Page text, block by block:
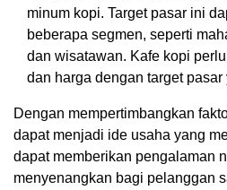
minum kopi. Target pasar ini
beberapa segmen, seperti
dan wisatawan. Kafe kopi
dan harga dengan target pasar
Dengan mempertimbangkan
dapat menjadi ide usaha yang
dapat memberikan pengalaman
menyenangkan bagi pelanggan